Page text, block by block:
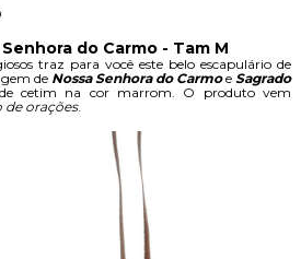
do Carmo - Tam M
traz para você este belo escapulário de
de Nossa Senhora do Carmoe Sagrado
cetim na cor marrom. O produto vem
de orações.